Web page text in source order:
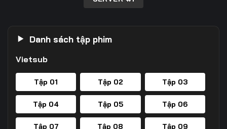
Danh sách tập phim
Vietsub
Tập 01 Tập 02 Tập 03
Tập 04 Tập 05 Tập 06
Tập 07 Tập 08 Tập 09